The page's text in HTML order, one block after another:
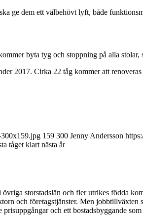
ge dem ett välbehövt lyft, både
byta tyg och stoppning på alla stolar,
2017. Cirka 22 tåg kommer att
159 300 Jenny Andersson
tåget klart nästa år
storstadslän och fler utrikes födda
och företagstjänster. Men
prisuppgångar och ett bostadsbyggande